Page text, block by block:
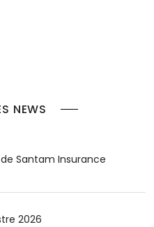
NEWS
Santam Insurance
2026